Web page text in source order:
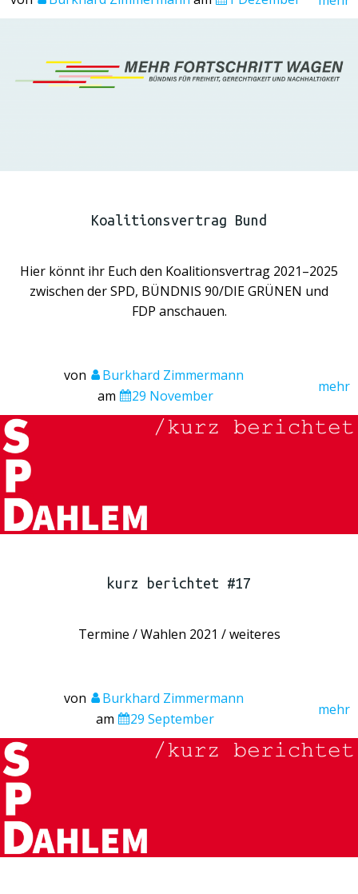
Koalitionsvertrag Bund
Hier könnt ihr Euch den Koalitionsvertrag 2021–2025
zwischen der SPD, BÜNDNIS 90/DIE GRÜNEN und
FDP anschauen.
von
Burkhard Zimmermann
am
29 November
mehr
kurz berichtet #17
Termine / Wahlen 2021 / weiteres
von
Burkhard Zimmermann
am
29 September
mehr